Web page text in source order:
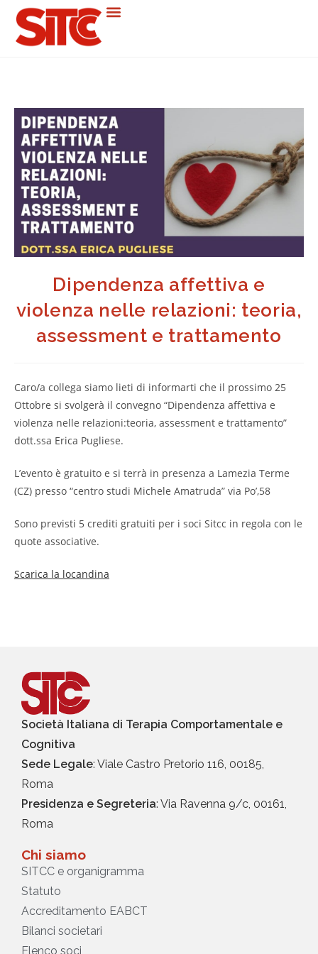
Dipendenza affettiva e
violenza nelle relazioni: teoria,
assessment e trattamento
Caro/a collega siamo lieti di informarti che il prossimo 25
Ottobre si svolgerà il convegno “Dipendenza affettiva e
violenza nelle relazioni:teoria, assessment e trattamento”
dott.ssa Erica Pugliese.
L’evento è gratuito e si terrà in presenza a Lamezia Terme
(CZ) presso “centro studi Michele Amatruda” via Po’,58
Sono previsti 5 crediti gratuiti per i soci Sitcc in regola con le
quote associative.
Scarica la locandina
Società Italiana di Terapia Comportamentale e
Cognitiva
Sede Legale: Viale Castro Pretorio 116, 00185,
Roma
Presidenza e Segreteria: Via Ravenna 9/c, 00161,
Roma
Chi siamo
SITCC e organigramma
Statuto
Accreditamento EABCT
Bilanci societari
Elenco soci